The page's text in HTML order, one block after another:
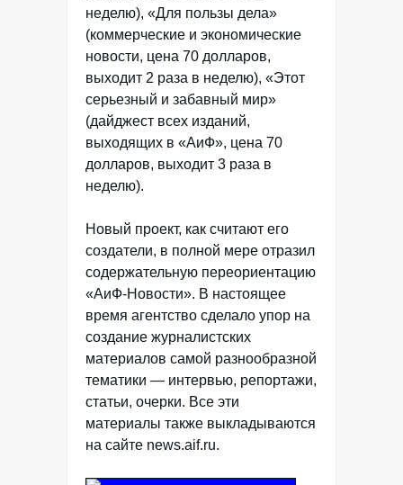
неделю), «Для пользы дела»
(коммерческие и экономические
новости, цена 70 долларов,
выходит 2 раза в неделю), «Этот
серьезный и забавный мир»
(дайджест всех изданий,
выходящих в «АиФ», цена 70
долларов, выходит 3 раза в
неделю).
Новый проект, как считают его
создатели, в полной мере отразил
содержательную переориентацию
«АиФ-Новости». В настоящее
время агентство сделало упор на
создание журналистских
материалов самой разнообразной
тематики — интервью, репортажи,
статьи, очерки. Все эти
материалы также выкладываются
на сайте news.aif.ru.